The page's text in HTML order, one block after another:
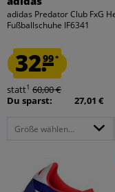
adidas Predator Club FxG
Fußballschuhe IF6341
32.99*
statt1 60,00 €
Du sparst:
27,01 €
Größe wählen...